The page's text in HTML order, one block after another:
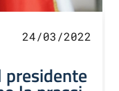
24/03/2022